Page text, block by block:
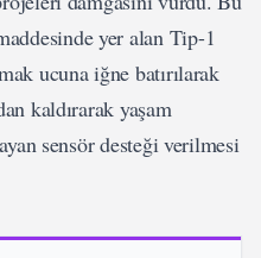
yer alan Tip-1
ucuna iğne batırılarak
kaldırarak yaşam
sensör desteği verilmesi